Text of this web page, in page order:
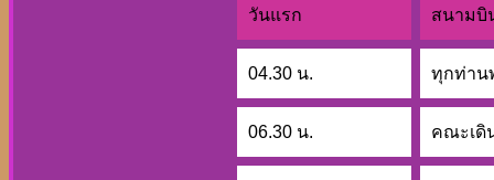
วันแรก สนามบิ
04.30 น. ทุกท่าน
06.30 น. คณะเดิ